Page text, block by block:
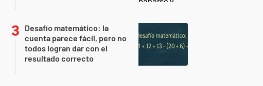
Desafío matemático: la
cuenta parece fácil, pero no
todos logran dar con el
resultado correcto